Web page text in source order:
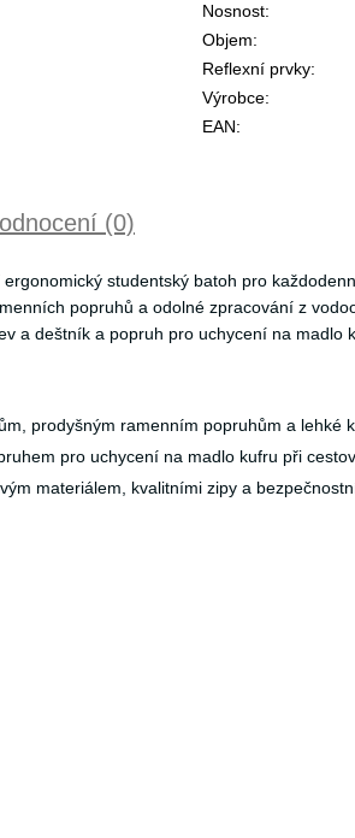
Nosnost:
Objem:
Reflexní prvky:
Výrobce:
EAN:
(0)
ergonomický studentský batoh pro
popruhů a odolné zpracování z
a deštník a popruh pro uchycení na madlo
prodyšným ramenním popruhům a lehké
pro uchycení na madlo kufru při
materiálem, kvalitními zipy a